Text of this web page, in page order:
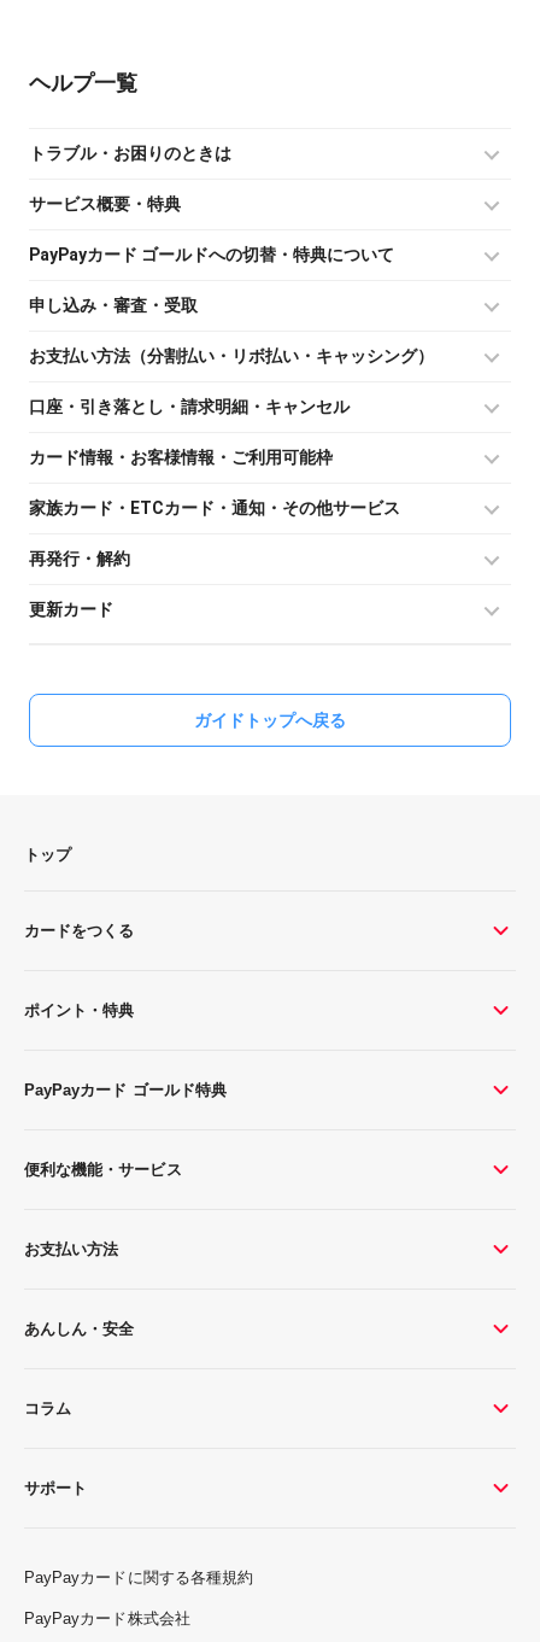
ヘルプ
トラブル・お困りのときは
サービス概要・特典
PayPayカード ゴールドへの切替・特典について
申し込み・審査・受取
お支払い方法（分割払い・リボ払い・キャッシング）
口座・引き落とし・請求明細・キャンセル
カード情報・お客様情報・ご利用可能枠
家族カード・ETCカード・通知・その他サービス
再発行・解約
更新カード
ガイドトップへ戻る
トップ
カードをつくる
ポイント・特典
PayPayカード ゴールド特典
便利な機能・サービス
お支払い方法
あんしん・安全
コラム
サポート
PayPayカードに関する各種規約
PayPayカード株式会社